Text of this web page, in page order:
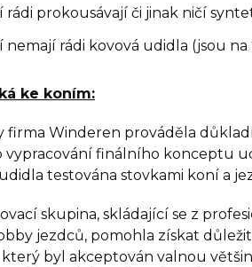
rádi prokousávají či jinak ničí
nemají rádi kovová udidla (jsou na
ke koním:
firma Winderen prováděla
vypracování finálního konceptu
testována stovkami koní a
skupina, skládající se z
jezdců, pomohla získat
byl akceptován valnou